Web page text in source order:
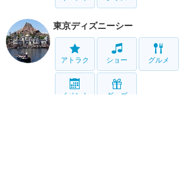
東京ディズニーシー
アトラク ショー グルメ
イベント グッズ